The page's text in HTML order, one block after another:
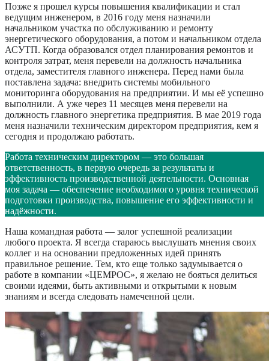
Позже я прошел курсы повышения квалификации и стал
ведущим инженером, в 2016 году меня назначили
начальником участка по обслуживанию и ремонту
энергетического оборудования, а потом и начальником отдела
АСУТП. Когда образовался отдел планирования ремонтов и
контроля затрат, меня перевели на должность начальника
отдела, заместителя главного инженера. Перед нами была
поставлена задача: внедрить системы мобильного
мониторинга оборудования на предприятии. И мы её успешно
выполнили. А уже через 11 месяцев меня перевели на
должность главного энергетика предприятия. В мае 2019 года
меня назначили техническим директором предприятия, кем я
сегодня и продолжаю работать.
Работа техническим директором — это большая
ответственность, в первую очередь за результаты и
эффективность производственной деятельности. Основная
моя задача — обеспечение необходимого уровня технической
подготовки производства, повышение его эффективности и
надёжности.
Наша командная работа — залог успешной реализации
любого проекта. Я всегда стараюсь выслушать мнения своих
коллег и на основании предложенных идей принять
правильное решение. Тем, кто еще только задумывается о
работе в компании «ЦЕМРОС», я желаю не бояться делиться
своими идеями, быть активными и открытыми к новым
знаниям и всегда следовать намеченной цели.